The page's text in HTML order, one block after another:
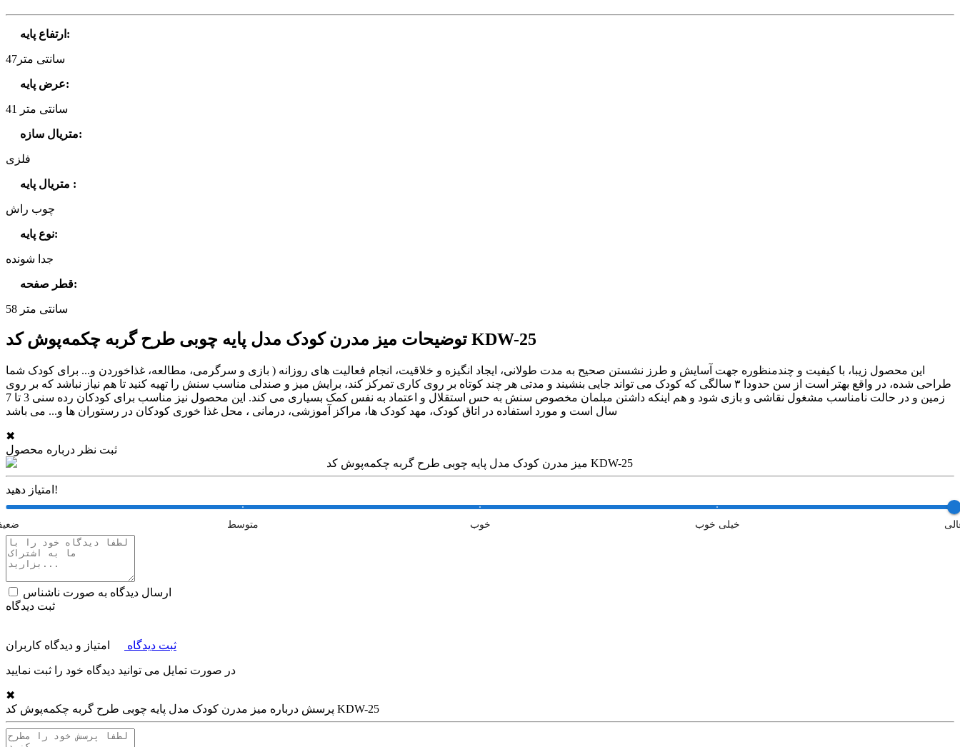
ارتفاع پایه :
47سانتی متر
عرض پایه:
41 سانتی متر
متریال سازه:
فلزی
:
چوب راش
نوع پایه:
جدا شونده
قطر صفحه:
58 سانتی متر
توضیحات میز مدرن کودک مدل پایه چوبی طرح گربه چکمه‌پوش کد KDW-25
این محصول زیبا، با کیفیت و چندمنظوره جهت آسایش و طرز نشستن صحیح به مدت طولانی، ایجاد انگیزه و خلاقیت، انجام فعالیت های روزانه ( بازی و سرگرمی، مطالعه، غذاخوردن و... برای کودک شما
طراحی شده، در واقع بهتر است از سن حدودا ۳ سالگی که کودک می تواند جایی بنشیند و مدتی هر چند کوتاه بر روی کاری تمرکز کند، برایش میز و صندلی مناسب سنش را تهیه کنید تا هم نیاز نباشد که بر روی
زمین و در حالت نامناسب مشغول نقاشی و بازی شود و هم اینکه داشتن مبلمان مخصوص سنش به حس استقلال و اعتماد به نفس کمک بسیاری می کند. این محصول نیز مناسب برای کودکان رده سنی 3 تا 7
سال است و مورد استفاده در اتاق کودک، مهد کودک ها، مراکز آموزشی، درمانی ، محل غذا خوری کودکان در رستوران ها و... می باشد
✖
ثبت نظر درباره محصول
میز مدرن کودک مدل پایه چوبی طرح گربه چکمه‌پوش کد KDW-25
امتیاز دهید!
متوسط خوب خیلی خوب
ارسال دیدگاه به صورت ناشناس
ثبت دیدگاه
ثبت دیدگاه امتیاز و دیدگاه کاربران
در صورت تمایل می توانید دیدگاه خود را ثبت نمایید
✖
پرسش درباره میز مدرن کودک مدل پایه چوبی طرح گربه چکمه‌پوش کد KDW-25